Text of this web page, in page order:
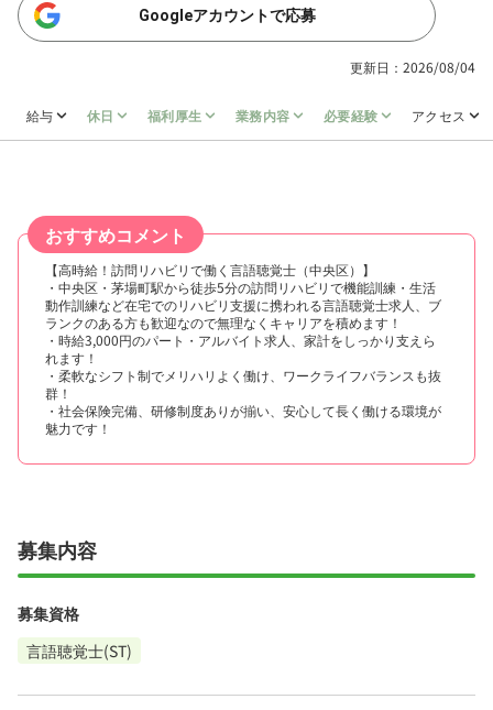
Googleアカウントで応募
更新日：2026/08/04
給与 休日 福利厚生 業務内容 必要経験 アクセス
おすすめコメント
【高時給！訪問リハビリで働く言語聴覚士（中央区）】
・中央区・茅場町駅から徒歩5分の訪問リハビリで機能訓練・生活
動作訓練など在宅でのリハビリ支援に携われる言語聴覚士求人、ブ
ランクのある方も歓迎なので無理なくキャリアを積めます！
・時給3,000円のパート・アルバイト求人、家計をしっかり支えら
れます！
・柔軟なシフト制でメリハリよく働け、ワークライフバランスも抜
群！
・社会保険完備、研修制度ありが揃い、安心して長く働ける環境が
魅力です！
募集内容
募集資格
言語聴覚士(ST)